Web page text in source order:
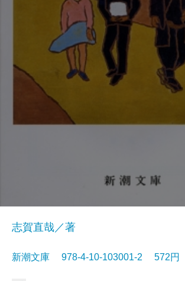
志賀直哉／著
新潮文庫 978-4-10-103001-2 572円